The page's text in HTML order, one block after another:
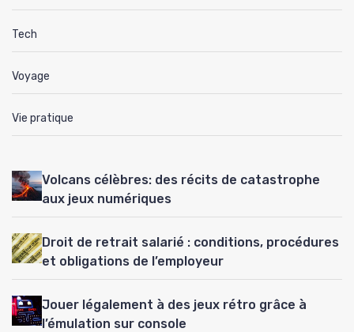
Tech
Voyage
Vie pratique
Volcans célèbres: des récits de catastrophe
aux jeux numériques
Droit de retrait salarié : conditions, procédures
et obligations de l’employeur
Jouer légalement à des jeux rétro grâce à
l’émulation sur console